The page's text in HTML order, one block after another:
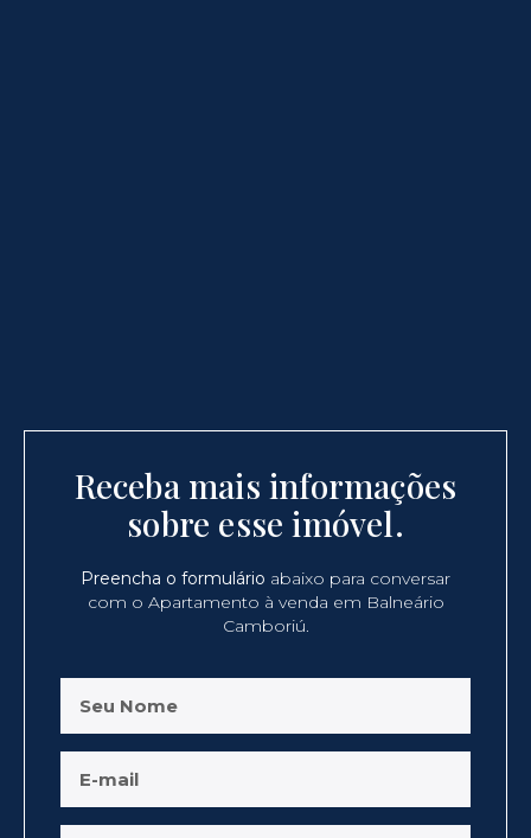
Receba mais informações
sobre esse imóvel.
Preencha o formulário abaixo para conversar
com o Apartamento à venda em Balneário
Camboriú.